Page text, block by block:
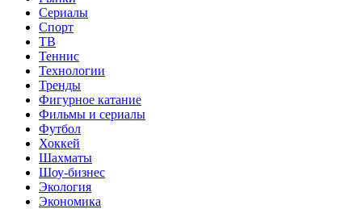
Сериалы
Спорт
ТВ
Теннис
Технологии
Тренды
Фигурное катание
Фильмы и сериалы
Футбол
Хоккей
Шахматы
Шоу-бизнес
Экология
Экономика